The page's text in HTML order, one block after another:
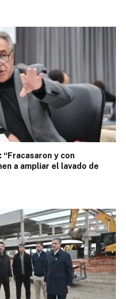
y con
a ampliar el lavado de